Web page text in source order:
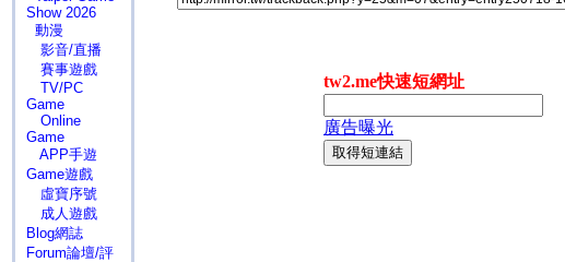
Show 2026
動漫
影音/直播
賽事遊戲
TV/PC
Game
Online
Game
APP手遊
Game遊戲
虛寶序號
成人遊戲
Blog網誌
Forum論壇/評